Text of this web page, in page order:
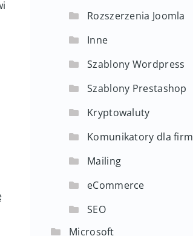
Rozszerzenia Joomla
Inne
Szablony Wordpress
Szablony Prestashop
Kryptowaluty
Komunikatory dla firm
Mailing
eCommerce
SEO
Microsoft